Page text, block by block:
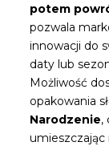
potem
pozwala
innowacji do
daty lub
Możliwość
opakowania
Narodzenie,